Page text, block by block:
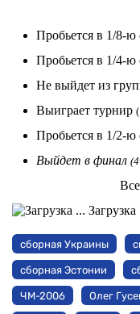
Пробьется в 1/8-ю
Пробьется в 1/4-ю
Не выйдет из
Выиграет турнир
Пробьется в 1/2-ю
Выйдет в финал
Загрузка
сборная Украины
сборная Эстонии
ЧМ-2006 Олег